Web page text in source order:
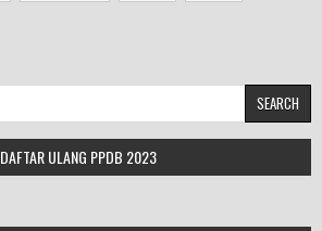
DAFTAR ULANG PPDB 2023